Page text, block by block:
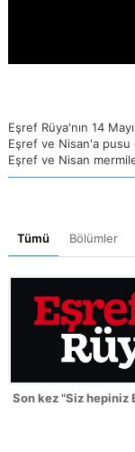
Eşref Rüya'nın 14
Eşref ve Nisan'a pusu
Eşref ve Nisan
Tümü Bölümler
Son kez "Siz hepiniz